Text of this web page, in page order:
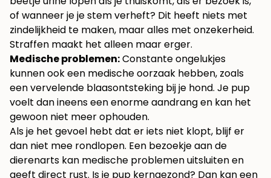
of wanneer je je stem verheft? Dit heeft niets met
zindelijkheid te maken, maar alles met onzekerheid.
Straffen maakt het alleen maar erger.
Medische problemen:Constante ongelukjes
kunnen ook een medische oorzaak hebben, zoals
een vervelende blaasontsteking bij je hond. Je pup
voelt dan ineens een enorme aandrang en kan het
gewoon niet meer ophouden.
Als je het gevoel hebt dat er iets niet klopt, blijf er
dan niet mee rondlopen. Een bezoekje aan de
dierenarts kan medische problemen uitsluiten en
geeft direct rust. Is je pup kerngezond? Dan kan een